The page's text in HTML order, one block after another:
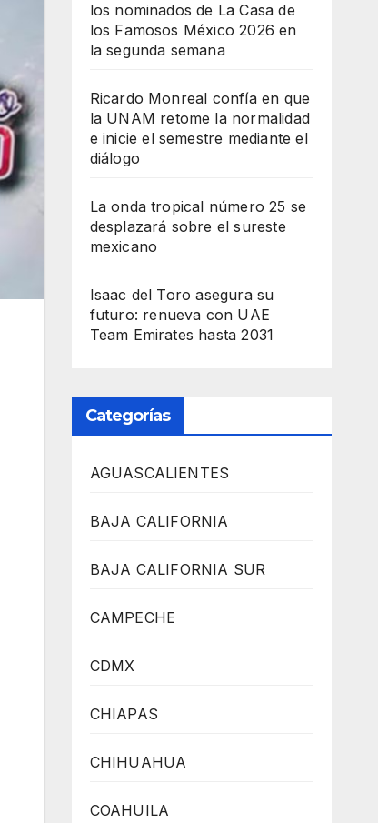
los nominados de La Casa de
los Famosos México 2026 en
la segunda semana
Ricardo Monreal confía en que
la UNAM retome la normalidad
e inicie el semestre mediante el
diálogo
La onda tropical número 25 se
desplazará sobre el sureste
mexicano
Isaac del Toro asegura su
futuro: renueva con UAE
Team Emirates hasta 2031
Categorías
AGUASCALIENTES
BAJA CALIFORNIA
BAJA CALIFORNIA SUR
CAMPECHE
CDMX
CHIAPAS
CHIHUAHUA
COAHUILA